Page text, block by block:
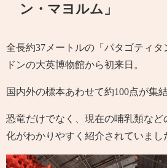
ン・マヨルム」
全長約37メートルの「パタゴティ
ドンの大英博物館から初来日。
国内外の標本あわせて約100点が集結
恐竜だけでなく、現在の哺乳類など
化がわかりやすく紹介されていまし